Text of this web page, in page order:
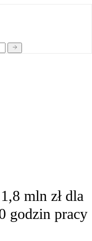
mln zł dla
godzin pracy